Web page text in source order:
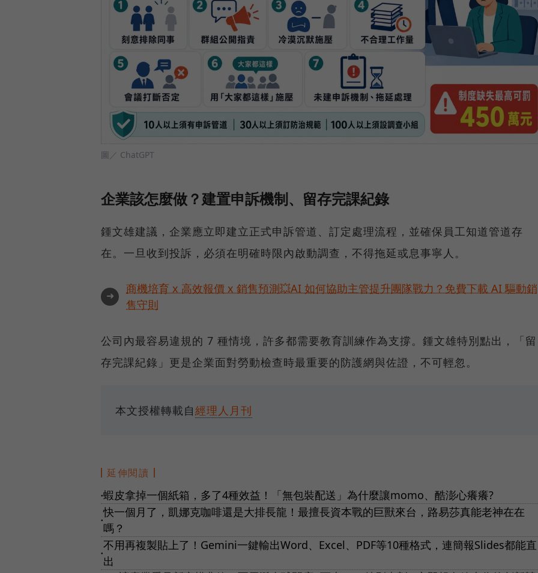
圖／ ChatGPT
企業該怎麼做？建置申訴機制、留存完課紀錄
鍾文雄建議，企業應立即建立正式申訴管道、訂定處理流程，並確保員工知道管道存
在。一旦收到投訴，必須在明確時限內啟動調查，不得拖延或息事寧人。
➜
商機培育 x 高效報價 x 銷售預測💥AI 如何協助主管提升團隊戰力？免費下載 AI 驅動銷
售守則
公司內最容易違規的 7 種情境，許多都需要教育訓練作為支撐。鍾文雄特別點出，「留
存完課紀錄」更是企業面對勞動檢查時最重要的防護網與佐證，不可輕忽。
本文授權轉載自經理人月刊
延伸閱讀
●蝦皮拿掉一個紙箱，多了4種效益！「無包裝配送」為什麼讓momo、酷澎心癢癢?
●
快一個月了，凱娜克咖啡還是大排長龍！最擅長資本戰的巨獸來台，路易莎真能老神在在
嗎？
●
不用再複製貼上了！Gemini一鍵輸出Word、Excel、PDF等10種格式，連簡報Slides都能直
出